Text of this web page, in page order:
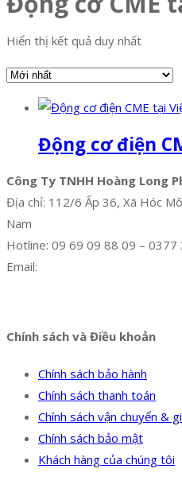
Hiển thị kết quả duy nhất
Động cơ điện
Công Ty TNHH Hoàng Long
Địa chỉ: 112/6 Ấp 36, Xã Hóc
Nam
Hotline: 09 69 09 88 09 – 0377
Email:
Chính sách và Điều khoản
Chính sách bảo hành
Chính sách thanh toán
Chính sách vận chuyển &
Chính sách bảo mật
Khách hàng của chúng tôi